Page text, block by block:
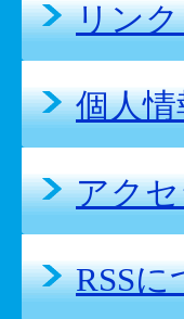
リン
個人
アク
RSS